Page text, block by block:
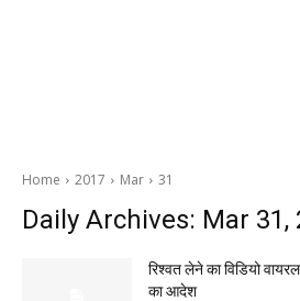
Home 2017 Mar 31
Daily Archives: Mar 31,
रिश्वत लेने का विडियो
का आदेश